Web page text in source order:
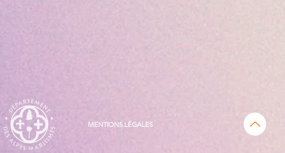
MENTIONS LÉGALES